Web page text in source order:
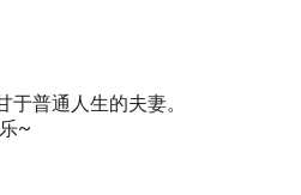
普通人生的夫妻。
~